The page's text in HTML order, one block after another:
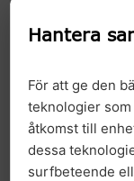
Läs hela
Länk:
Förstudie
av hälsodata
projekten i
Hantera
För att ge den
teknologier
åtkomst till
dessa
surfbeteende